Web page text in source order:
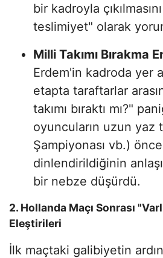
bir kadroyla
teslimiyet" olarak
Milli Takımı Bırakma
Erdem'in kadroda yer
etapta taraftarlar
takımı bıraktı mı?"
oyuncuların uzun yaz
Şampiyonası vb.)
dinlendirildiğinin
bir nebze düşürdü.
2. Hollanda Maçı Sonrası
Eleştirileri
İlk maçtaki galibiyetin